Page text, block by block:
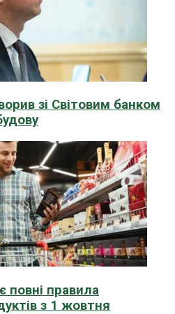
зі Світовим банком
повні правила
з 1 жовтня